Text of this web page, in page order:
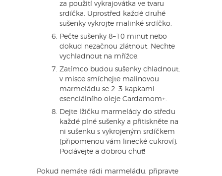
za použití vykrajovátka ve tvaru
srdíčka. Uprostřed každé druhé
sušenky vykrojte malinké srdíčko.
Pečte sušenky 8–10 minut nebo
dokud nezačnou zlátnout. Nechte
vychladnout na mřížce.
Zatímco budou sušenky chladnout,
v misce smíchejte malinovou
marmeládu se 2–3 kapkami
esenciálního oleje Cardamom+.
Dejte lžičku marmelády do středu
každé plné sušenky a přitiskněte na
ni sušenku s vykrojeným srdíčkem
(připomenou vám linecké cukroví).
Podávejte a dobrou chuť!
Pokud nemáte rádi marmeládu, připravte